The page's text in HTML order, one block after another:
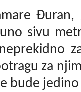
sivu
za
bude